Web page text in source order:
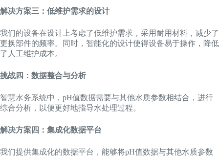
解决方案三：低维护需求的设计
我们的设备在设计上考虑了低维护需求，采用耐用材料，减少了
更换部件的频率。同时，智能化的设计使得设备易于操作，降低
了人工维护成本。
挑战四：数据整合与分析
智慧水务系统中，pH值数据需要与其他水质参数相结合，进行
综合分析，以便更好地指导水处理过程。
解决方案四：集成化数据平台
我们提供集成化的数据平台，能够将pH值数据与其他水质参数